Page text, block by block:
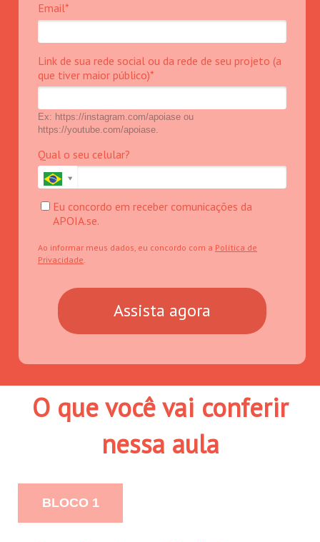
Email*
Link de sua rede social ou da rede de seu projeto (a
que tiver maior público)*
Ex: https://instagram.com/apoiase ou
https://youtube.com/apoiase.
Qual o seu celular?
Eu concordo em receber comunicações da
APOIA.se.
Ao informar meus dados, eu concordo com a Política de
Privacidade
Assista agora
O que você vai conferir
nessa aula
BLOCO 1